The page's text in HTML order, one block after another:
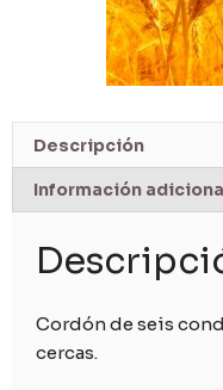
Descripción
Información
Cordón de seis
cercas.